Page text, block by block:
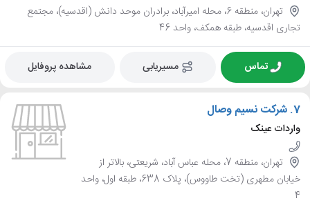
تهران، منطقه 6، محله امیرآباد، برادران موحد دانش (اقدسیه)، مجتمع
تجاری اقدسیه، طبقه همکف، واحد 46
تماس مسیریابی مشاهده پروفایل
7. شرکت نسیم وصال
واردات عینک
تهران، منطقه 7، محله عباس آباد، شریعتی، بالاتر از
خیابان مطهری (تخت طاووس)، پلاک 638، طبقه اول، واحد
4